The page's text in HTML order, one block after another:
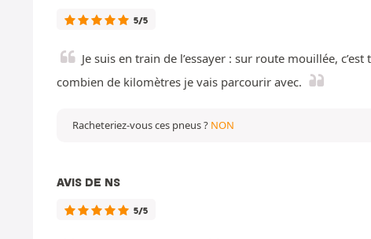
5/5
Je suis en train de l’essayer : sur route mouillée,
combien de kilomètres je vais parcourir avec.
Racheteriez-vous ces pneus ? NON
AVIS DE NS
5/5